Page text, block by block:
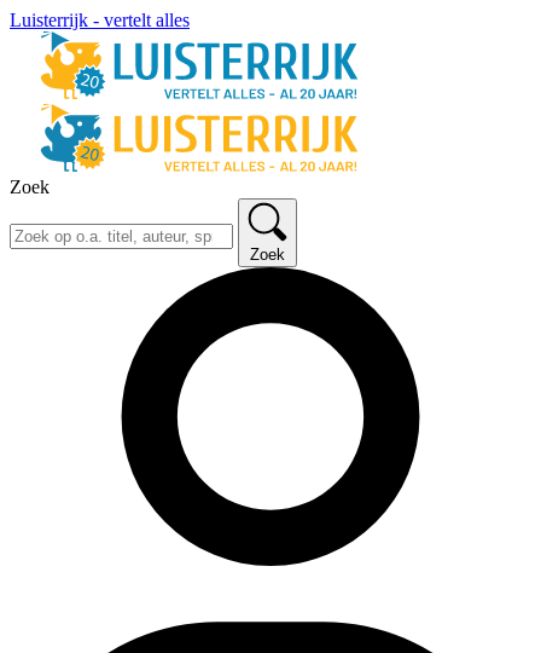
Luisterrijk - vertelt alles
Zoek
Zoek